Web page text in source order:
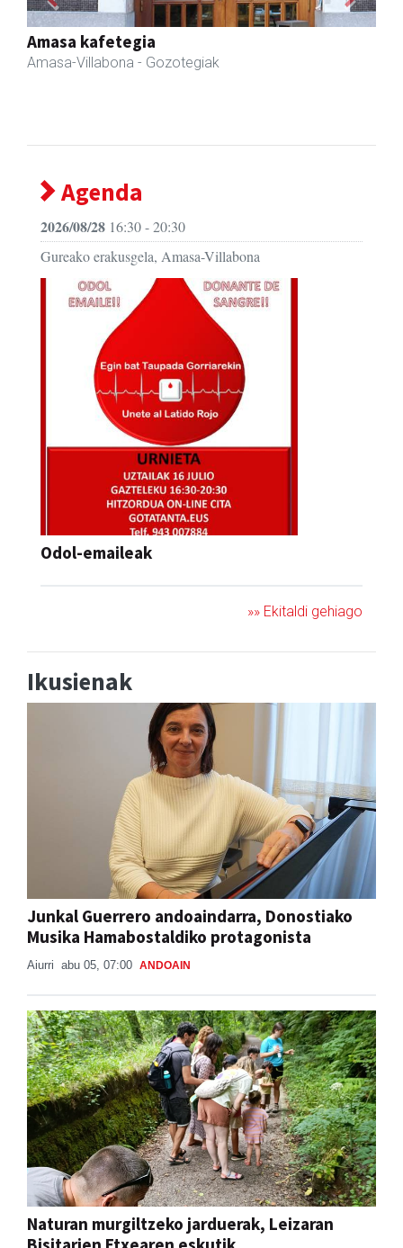
Zubimusu Ikastola
Amasa-Villabona - Hezkuntza
Previous Next
Agenda
2026/08/28 16:30 - 20:30
Gureako erakusgela, Amasa-Villabona
Odol-emaileak
»» Ekitaldi gehiago
Ikusienak
Junkal Guerrero andoaindarra, Donostiako
Musika Hamabostaldiko protagonista
Aiurri abu 05, 07:00 ANDOAIN
Naturan murgiltzeko jarduerak, Leizaran